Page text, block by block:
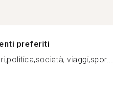
preferiti
viaggi,spor...